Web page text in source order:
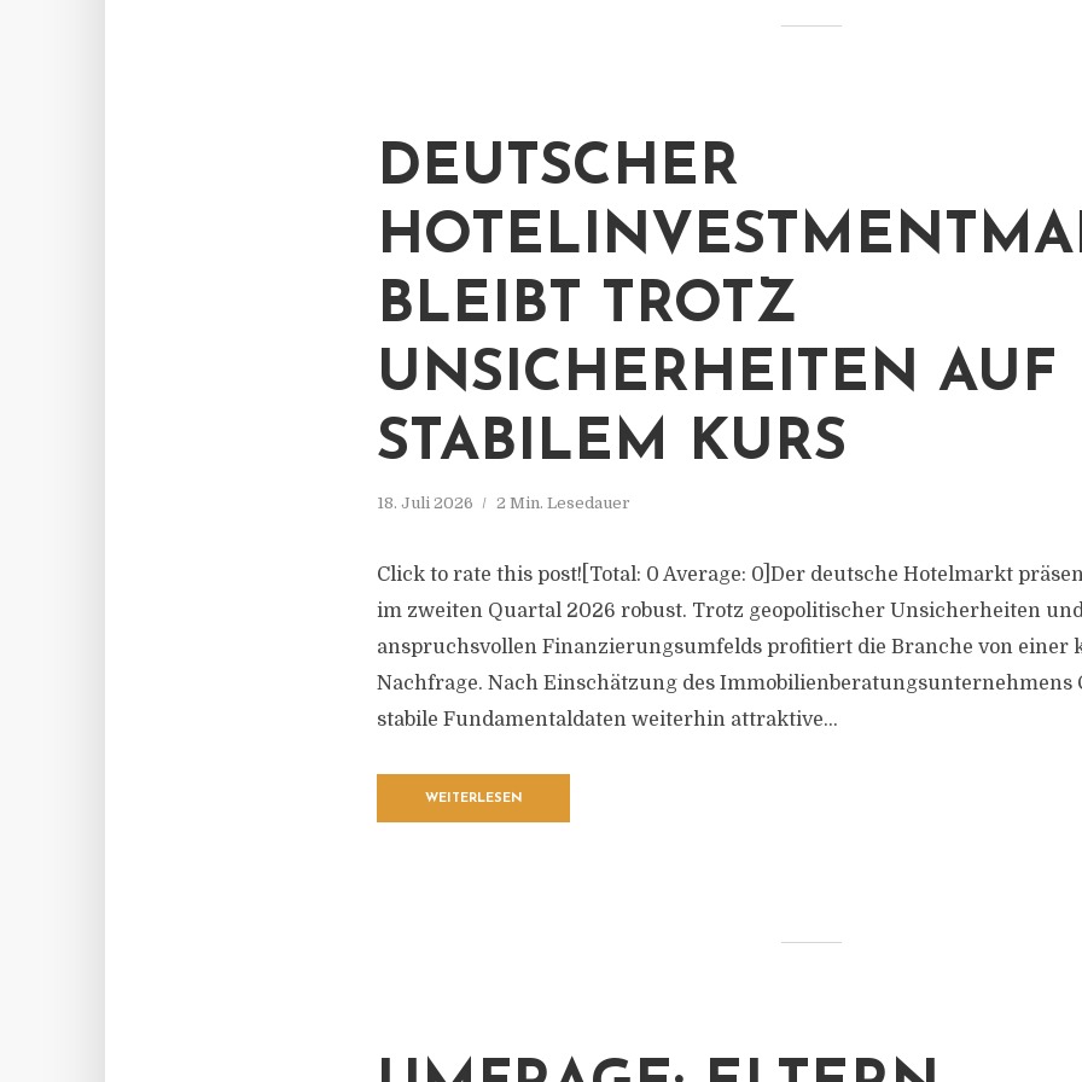
DEUTSCHER
BLEIBT TROTZ
UNSICHERHEITEN AUF
STABILEM KURS
18. Juli 2026 2 Min. Lesedauer
Click to rate this post![Total: 0 Average: 0]Der deutsche Hotelmarkt
im zweiten Quartal 2026 robust. Trotz geopolitischer Unsicherheiten
anspruchsvollen Finanzierungsumfelds profitiert die Branche von einer
Nachfrage. Nach Einschätzung des Immobilienberatungsunternehmens
stabile Fundamentaldaten weiterhin attraktive...
WEITERLESEN